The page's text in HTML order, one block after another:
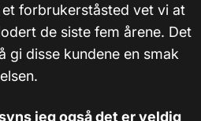
forbrukerståsted vet vi at
de siste fem årene. Det
gi disse kundene en smak
jeg også det er veldig